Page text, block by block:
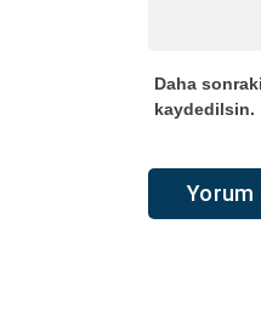
Daha
kaydedilsin.